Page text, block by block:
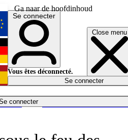
Ga naar de hoofdinhoud
Close menu
connecter
English
Deutsch
Español
Se connecter
Vous êtes déconnecté.
Se connecter